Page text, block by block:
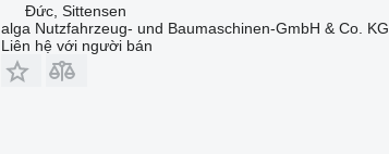
Đức, Sittensen
alga Nutzfahrzeug- und Baumaschinen-GmbH & Co. KG
Liên hệ với người bán